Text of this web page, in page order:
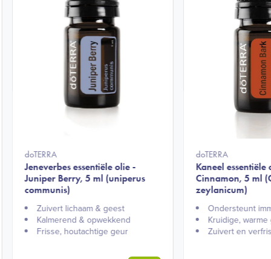
doTERRA
Jeneverbes essentiële olie -
Juniper Berry, 5 ml (uniperus
communis)
Zuivert lichaam & geest​
Kalmerend & opwekkend​
Frisse, houtachtige geur​
doTERRA
Kaneel essentiële
Cinnamon, 5 ml
zeylanicum)
Ondersteunt
Kruidige,
Zuivert en